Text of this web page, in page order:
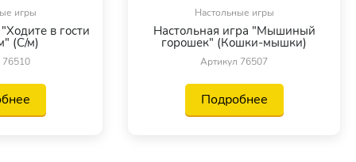
игры
в гости
(С/м)
76510
Настольные игры
Настольная игра "Мышиный
горошек" (Кошки-мышки)
Артикул 76507
Подробнее